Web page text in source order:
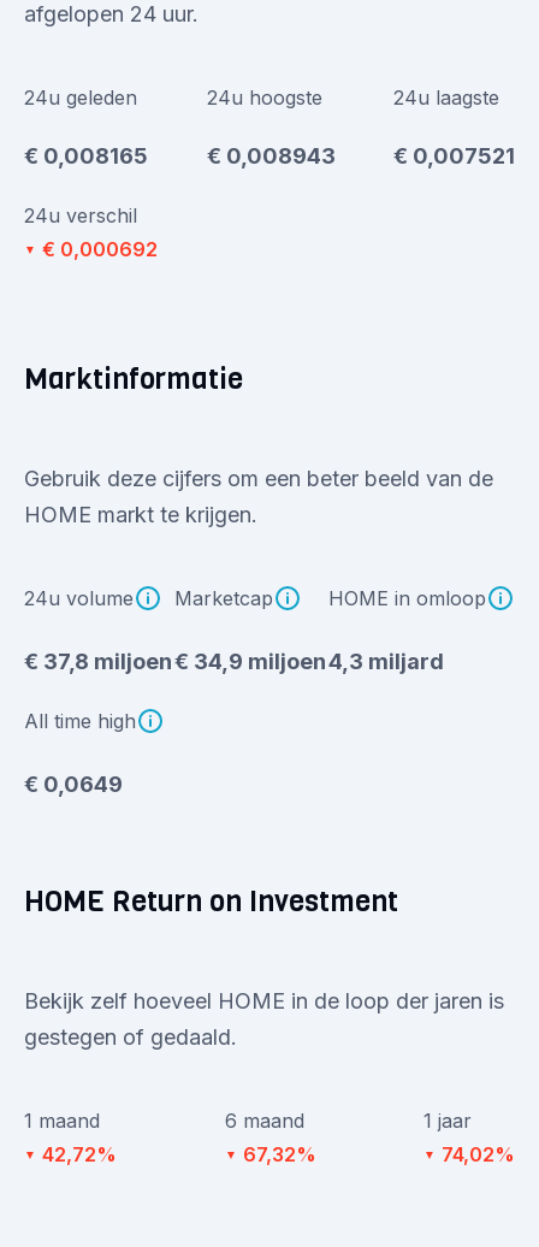
afgelopen 24 uur.
24u geleden
€ 0,008165
24u hoogste
€ 0,008943
24u laagste
€ 0,007521
24u verschil
▼ € 0,000692
Marktinformatie
Gebruik deze cijfers om een beter beeld van de
HOME markt te krijgen.
24u volume
€ 37,8 miljoen
Marketcap
€ 34,9 miljoen
HOME in omloop
4,3 miljard
All time high
€ 0,0649
HOME Return on Investment
Bekijk zelf hoeveel HOME in de loop der jaren is
gestegen of gedaald.
1 maand
▼ 42,72%
6 maand
▼ 67,32%
1 jaar
▼ 74,02%